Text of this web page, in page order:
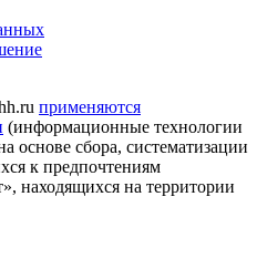
применяются
(информационные технологии
основе сбора, систематизации
к предпочтениям
находящихся на территории